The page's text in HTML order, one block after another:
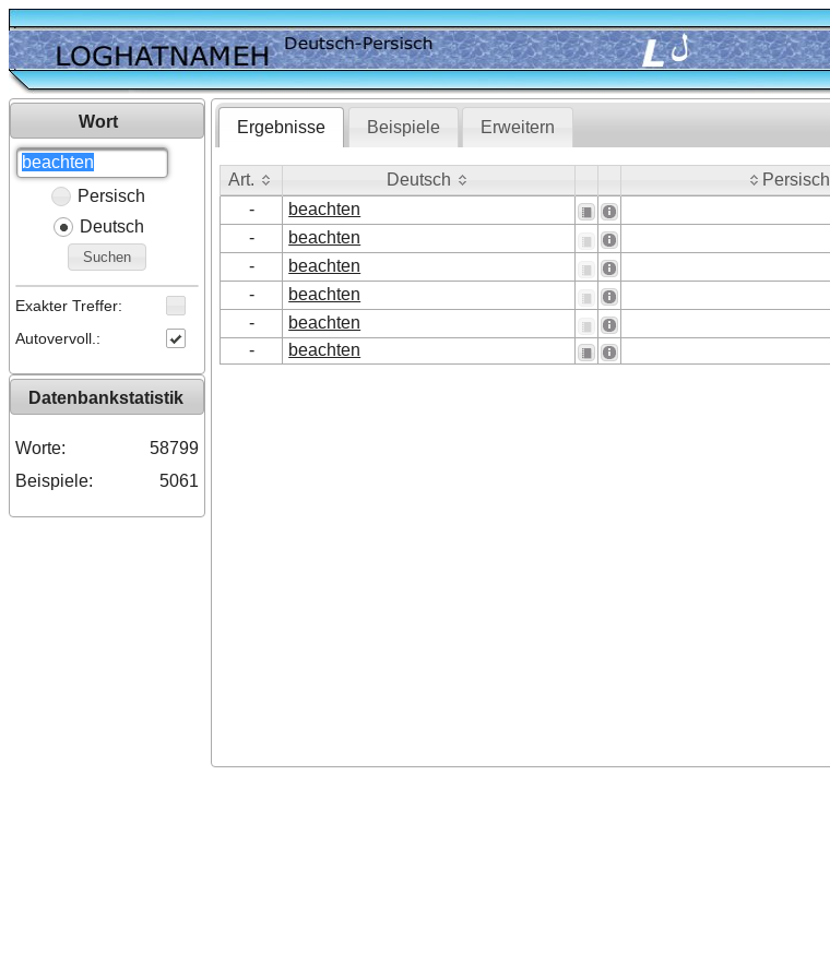
Wort
Persisch
Deutsch
Suchen
Exakter Treffer:
Autovervoll.:
Datenbankstatistik
Worte:
58799
Beispiele:
5061
Ergebnisse Beispiele Erweitern
Art. Deutsch
Persisch
- beachten
-
beachten
-
beachten
-
beachten
-
beachten
-
beachten